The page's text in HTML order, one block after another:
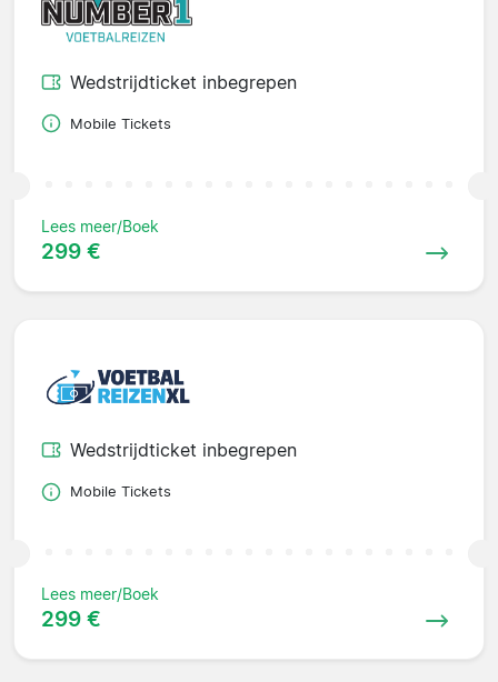
Wedstrijdticket inbegrepen
Mobile Tickets
Lees meer/Boek
299 €
Wedstrijdticket inbegrepen
Mobile Tickets
Lees meer/Boek
299 €